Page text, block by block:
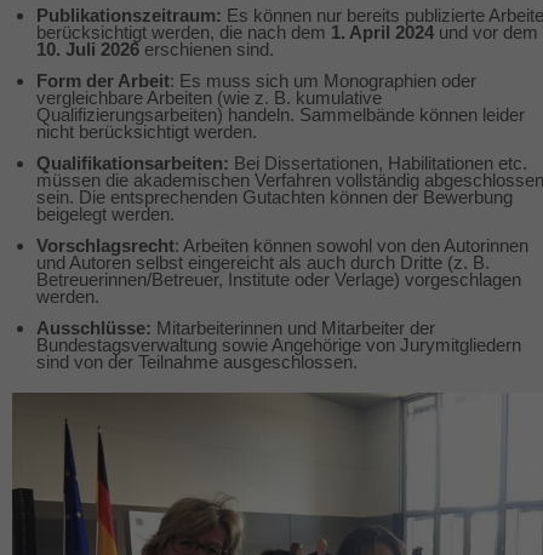
Publikationszeitraum: Es können nur bereits publizierte
berücksichtigt werden, die nach dem 1. April 2024 und vor dem
10. Juli 2026 erschienen sind.
Form der Arbeit: Es muss sich um Monographien oder
vergleichbare Arbeiten (wie z. B. kumulative
Qualifizierungsarbeiten) handeln. Sammelbände können leider
nicht berücksichtigt werden.
Qualifikationsarbeiten: Bei Dissertationen, Habilitationen etc.
müssen die akademischen Verfahren vollständig abgeschlossen
sein. Die entsprechenden Gutachten können der Bewerbung
beigelegt werden.
Vorschlagsrecht: Arbeiten können sowohl von den Autorinnen
und Autoren selbst eingereicht als auch durch Dritte (z. B.
Betreuerinnen/Betreuer, Institute oder Verlage) vorgeschlagen
werden.
Ausschlüsse: Mitarbeiterinnen und Mitarbeiter der
Bundestagsverwaltung sowie Angehörige von Jurymitgliedern
sind von der Teilnahme ausgeschlossen.